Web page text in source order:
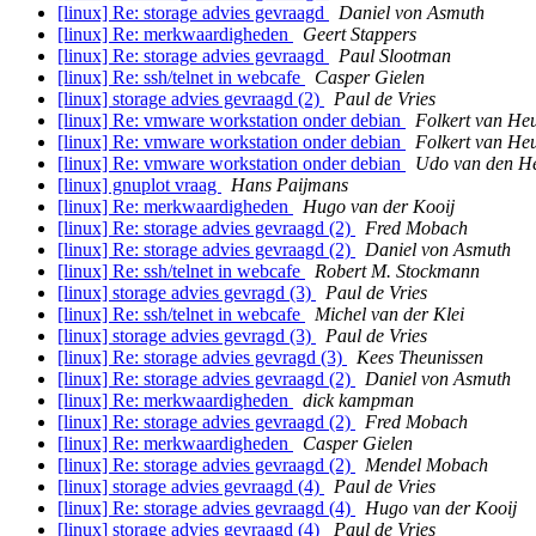
[linux] Re: storage advies gevraagd
Daniel von Asmuth
[linux] Re: merkwaardigheden
Geert Stappers
[linux] Re: storage advies gevraagd
Paul Slootman
[linux] Re: ssh/telnet in webcafe
Casper Gielen
[linux] storage advies gevraagd (2)
Paul de Vries
[linux] Re: vmware workstation onder debian
Folkert van
[linux] Re: vmware workstation onder debian
Folkert van
[linux] Re: vmware workstation onder debian
Udo van den
[linux] gnuplot vraag
Hans Paijmans
[linux] Re: merkwaardigheden
Hugo van der Kooij
[linux] Re: storage advies gevraagd (2)
Fred Mobach
[linux] Re: storage advies gevraagd (2)
Daniel von Asmuth
[linux] Re: ssh/telnet in webcafe
Robert M. Stockmann
[linux] storage advies gevragd (3)
Paul de Vries
[linux] Re: ssh/telnet in webcafe
Michel van der Klei
[linux] storage advies gevragd (3)
Paul de Vries
[linux] Re: storage advies gevragd (3)
Kees Theunissen
[linux] Re: storage advies gevraagd (2)
Daniel von Asmuth
[linux] Re: merkwaardigheden
dick kampman
[linux] Re: storage advies gevraagd (2)
Fred Mobach
[linux] Re: merkwaardigheden
Casper Gielen
[linux] Re: storage advies gevraagd (2)
Mendel Mobach
[linux] storage advies gevraagd (4)
Paul de Vries
[linux] Re: storage advies gevraagd (4)
Hugo van der Kooij
[linux] storage advies gevraagd (4)
Paul de Vries